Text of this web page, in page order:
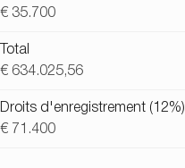
€ 35.700
Total
€ 634.025,56
Droits d'enregistrement (12%)
€ 71.400